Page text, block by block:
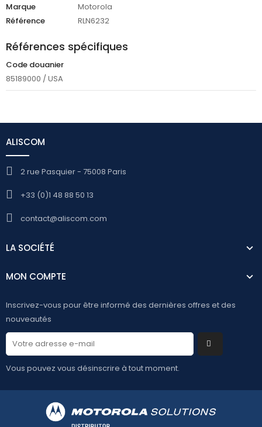
Marque
Motorola
Référence
RLN6232
Références spécifiques
Code douanier
85189000 / USA
ALISCOM
2 rue Pasquier - 75008 Paris
+33 (0)1 48 88 50 13
contact@aliscom.com
LA SOCIÉTÉ
MON COMPTE
Inscrivez-vous pour être informé des dernières offres et des
nouveautés
Vous pouvez vous désinscrire à tout moment.